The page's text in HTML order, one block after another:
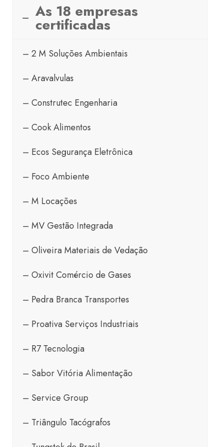
As 18 empresas
certificadas
– 2 M Soluções Ambientais
– Aravalvulas
– Construtec Engenharia
– Cook Alimentos
– Ecos Segurança Eletrônica
– Foco Ambiente
– M Locações
– MV Gestão Integrada
– Oliveira Materiais de Vedação
– Oxivit Comércio de Gases
– Pedra Branca Transportes
– Proativa Serviços Industriais
– R7 Tecnologia
– Sabor Vitória Alimentação
– Service Group
– Triângulo Tacógrafos